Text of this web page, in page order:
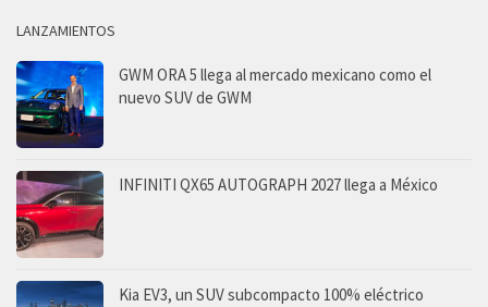
LANZAMIENTOS
GWM ORA 5 llega al mercado mexicano como el
nuevo SUV de GWM
INFINITI QX65 AUTOGRAPH 2027 llega a México
Kia EV3, un SUV subcompacto 100% eléctrico